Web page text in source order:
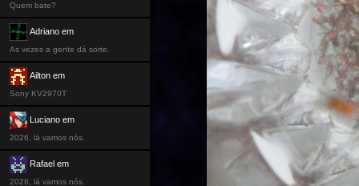
Quem bate?
Adriano em
As vezes a gente dá sorte.
Ailton em
Sony KV2970T
Luciano em
2026, lá vamos nós.
Rafael em
2026, lá vamos nós.